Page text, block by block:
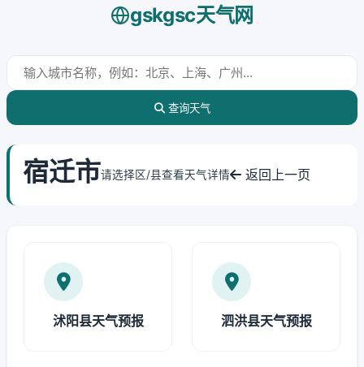
gskgsc天气网
查询天气
宿迁市请选择区/县查看天气详情 返回上一页
沭阳县天气预报 泗洪县天气预报